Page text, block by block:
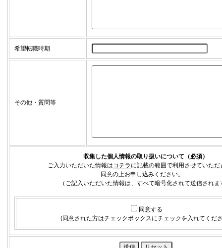
希望転職時期
その他・質問等
収集した個人情報の取り扱いについて（必須）
ご入力いただいた情報はコチラ に記載の範囲で利用させていただ
同意の上お申し込みください。
（ご記入いただいた情報は、すべて暗号化されて送信されま
同意する
(同意された方はチェックボックスにチェックを入れてくだ